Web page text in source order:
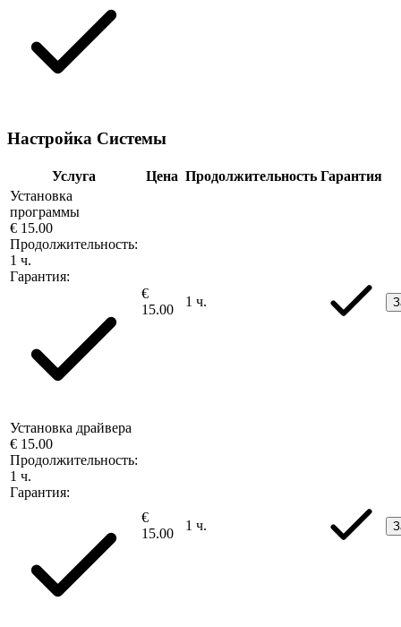
Настройка Системы
Услуга Цена Продолжительность Гарантия
Установка
программы
€ 15.00
Продолжительность:
1 ч.
Гарантия:
€
15.00
1 ч.
Установка драйвера
€ 15.00
Продолжительность:
1 ч.
Гарантия:
€
15.00
1 ч.